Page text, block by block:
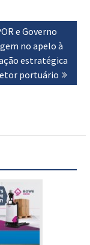
e Governo
no apelo à
estratégica
portuário